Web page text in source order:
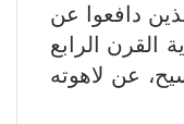
وبداية القرن الثاني للميلاد (من سنة 70 إلى 150م)، والآباء الذين دافعوا عن
الأوثان وغيرهم ابتداء من منتصف القرن الثاني (سنة 150م) إلى بداية القرن الرابع
عن لاهوته